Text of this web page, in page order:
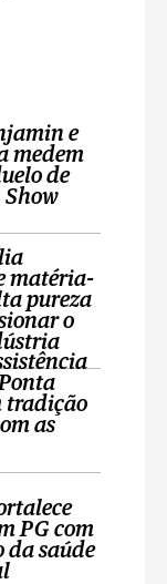
e
medem
de
Show
matéria-
pureza
o
tradição
as
PG com
da saúde